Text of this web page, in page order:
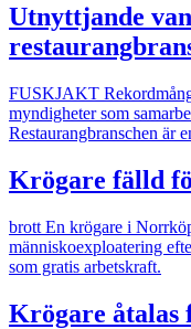
Utnyttjande
FUSKJAKT
myndigheter som
Restaurangbranschen är
Krögare fälld
brott En krögare i
människoexploatering
som gratis arbetskraft.
Krögare åtalas